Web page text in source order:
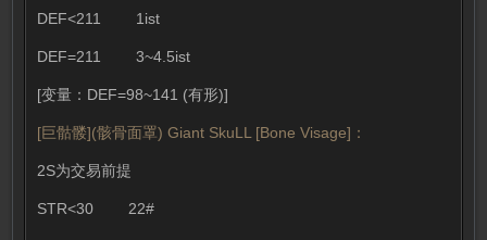
DEF<211 1ist
DEF=211 3~4.5ist
[变量：DEF=98~141 (有形)]
[巨骷髅](骸骨面罩) Giant SkuLL [Bone Visage]：
2S为交易前提
STR<30 22#